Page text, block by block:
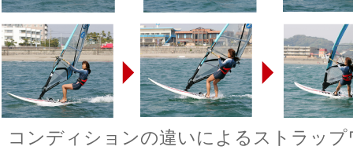
コンディションの違いによるストラッ